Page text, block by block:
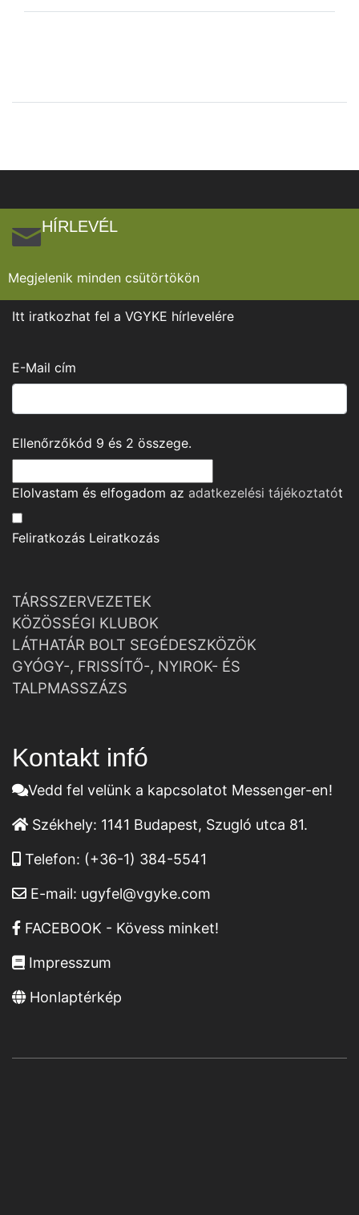
HÍRLEVÉL
Megjelenik minden csütörtökön
Itt iratkozhat fel a VGYKE hírlevelére
E-Mail cím
Ellenőrzőkód 9 és 2 összege.
Elolvastam és elfogadom az adatkezelési tájékoztatót
Feliratkozás Leiratkozás
TÁRSSZERVEZETEK
KÖZÖSSÉGI KLUBOK
LÁTHATÁR BOLT SEGÉDESZKÖZÖK
GYÓGY-, FRISSÍTŐ-, NYIROK- ÉS
TALPMASSZÁZS
Kontakt infó
Vedd fel velünk a kapcsolatot Messenger-en!
Székhely: 1141 Budapest, Szugló utca 81.
Telefon: (+36-1) 384-5541
E-mail: ugyfel@vgyke.com
FACEBOOK - Kövess minket!
Impresszum
Honlaptérkép